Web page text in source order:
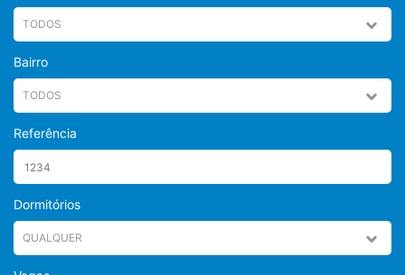
Bairro
Referência
Dormitórios